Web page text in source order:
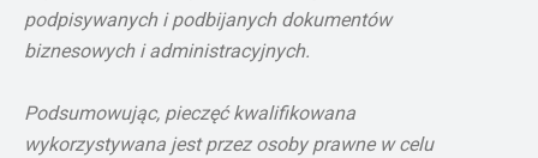
podpisywanych i podbijanych dokumentów
biznesowych i administracyjnych.
Podsumowując, pieczęć kwalifikowana
wykorzystywana jest przez osoby prawne w celu